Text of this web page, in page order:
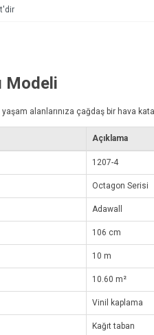
Modeli
alanlarınıza çağdaş bir hava
Açıklama
1207-4
Octagon Serisi
Adawall
106 cm
10 m
10.60 m²
Vinil kaplama
Kağıt taban